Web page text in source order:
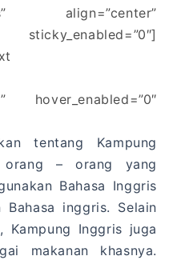
align=”center”
hover_enabled=”0″
tentang Kampung
orang – orang yang
Bahasa Inggris
Bahasa inggris. Selain
Kampung Inggris juga
makanan khasnya.